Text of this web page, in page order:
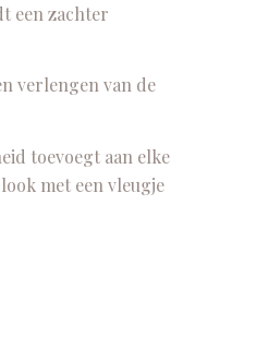
een zachter
verlengen van de
toevoegt aan elke
met een vleugje